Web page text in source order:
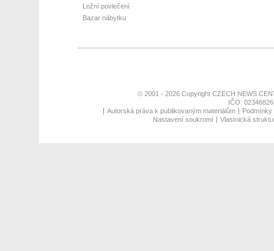
Ložní povlečení
Bazar nábytku
© 2001 - 2026 Copyright CZECH NEWS
IČO:
Autorská práva k publikovaným materiálům
Nastavení soukromí
Vlastnická